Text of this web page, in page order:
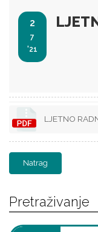
2
7
'21
LJETNO
Natrag
Pretraživanje